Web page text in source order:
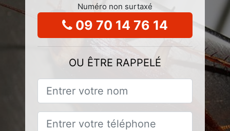
Numéro non surtaxé
09 70 14 76 14
OU ÊTRE RAPPELÉ